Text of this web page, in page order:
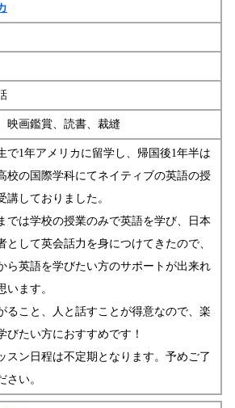
映画鑑賞、読書、裁縫
で1年アメリカに留学し、帰国後1年半は
校の国際学科にてネイティブの英語の授
講しておりました。
では学校の授業のみで英語を学び、日本
として英会話力を身につけてきたので、
ら英語を学びたい方のサポートが出来れ
います。
ること、人と話すことが得意なので、楽
びたい方におすすめです！
スン日程は不定期となります。予めご了
さい。